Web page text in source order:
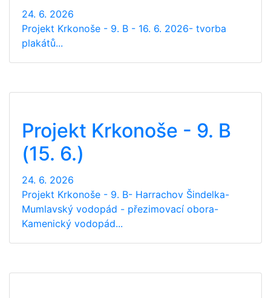
24. 6. 2026
Projekt Krkonoše - 9. B - 16. 6. 2026- tvorba
plakátů...
Projekt Krkonoše - 9. B
(15. 6.)
24. 6. 2026
Projekt Krkonoše - 9. B- Harrachov Šindelka-
Mumlavský vodopád - přezimovací obora-
Kamenický vodopád...